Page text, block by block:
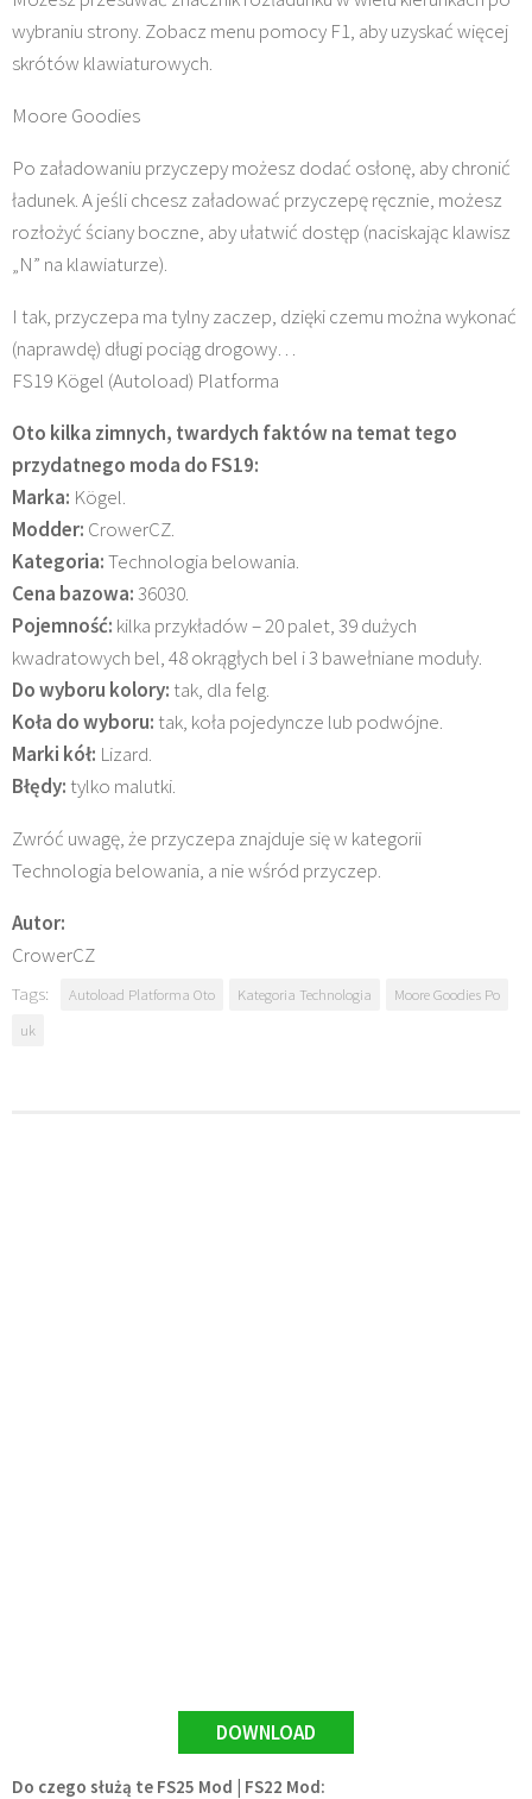
wybraniu strony. Zobacz menu pomocy F1, aby uzyskać więcej
skrótów klawiaturowych.
Moore Goodies
Po załadowaniu przyczepy możesz dodać osłonę, aby chronić
ładunek. A jeśli chcesz załadować przyczepę ręcznie, możesz
rozłożyć ściany boczne, aby ułatwić dostęp (naciskając klawisz
„N” na klawiaturze).
I tak, przyczepa ma tylny zaczep, dzięki czemu można wykonać
(naprawdę) długi pociąg drogowy…
FS19 Kögel (Autoload) Platforma
Oto kilka zimnych, twardych faktów na temat tego
przydatnego moda do FS19:
Marka: Kögel.
Modder: CrowerCZ.
Kategoria:Technologia belowania.
Cena bazowa:36030.
Pojemność: kilka przykładów – 20 palet, 39 dużych
kwadratowych bel, 48 okrągłych bel i 3 bawełniane moduły.
Do wyboru kolory: tak, dla felg.
Koła do wyboru: tak, koła pojedyncze lub podwójne.
Marki kół: Lizard.
Błędy: tylko malutki.
Zwróć uwagę, że przyczepa znajduje się w kategorii
Technologia belowania, a nie wśród przyczep.
Autor:
CrowerCZ
Tags: Autoload Platforma Oto Kategoria Technologia
Moore Goodies Po
uk
DOWNLOAD
Do czego służą te FS25 Mod | FS22 Mod: